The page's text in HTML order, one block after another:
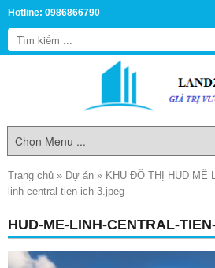
Hotline: 0986866790
Trang chủ » Dự án » KHU ĐÔ THỊ HUD MÊ
linh-central-tien-ich-3.jpeg
HUD-ME-LINH-CENTRAL-